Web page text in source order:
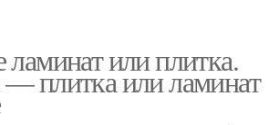
ламинат или плитка.
плитка или ламинат